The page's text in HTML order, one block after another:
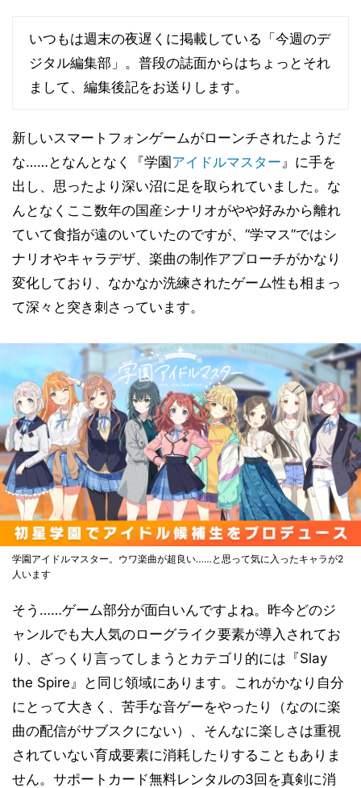
いつもは週末の夜遅くに掲載している「今週のデ
ジタル編集部」。普段の誌面からはちょっとそれ
まして、編集後記をお送りします。
新しいスマートフォンゲームがローンチされたようだ
な……となんとなく『学園アイドルマスター』に手を
出し、思ったより深い沼に足を取られていました。な
んとなくここ数年の国産シナリオがやや好みから離れ
ていて食指が遠のいていたのですが、“学マス”ではシ
ナリオやキャラデザ、楽曲の制作アプローチがかなり
変化しており、なかなか洗練されたゲーム性も相まっ
て深々と突き刺さっています。
学園アイドルマスター。ウワ楽曲が超良い……と思って気に入ったキャラが2
人います
そう……ゲーム部分が面白いんですよね。昨今どのジ
ャンルでも大人気のローグライク要素が導入されてお
り、ざっくり言ってしまうとカテゴリ的には『Slay
the Spire』と同じ領域にあります。これがかなり自分
にとって大きく、苦手な音ゲーをやったり（なのに楽
曲の配信がサブスクにない）、そんなに楽しさは重視
されていない育成要素に消耗したりすることもありま
せん。サポートカード無料レンタルの3回を真剣に消